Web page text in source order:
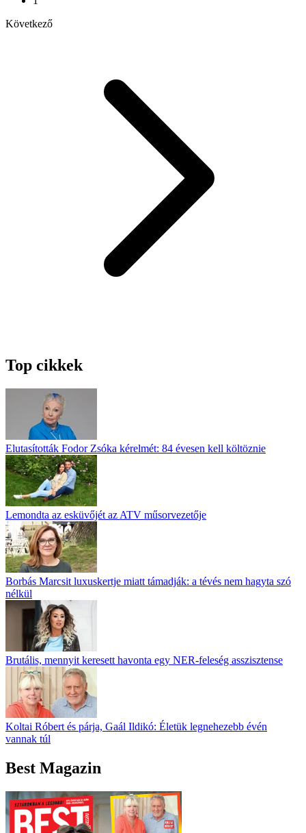
Következő
Top cikkek
Elutasították Fodor Zsóka kérelmét: 84 évesen kell költöznie
Lemondta az esküvőjét az ATV műsorvezetője
Borbás Marcsit luxuskertje miatt támadják: a tévés nem hagyta szó
nélkül
Brutális, mennyit keresett havonta egy NER-feleség asszisztense
Koltai Róbert és párja, Gaál Ildikó: Életük legnehezebb évén
vannak túl
Best Magazin